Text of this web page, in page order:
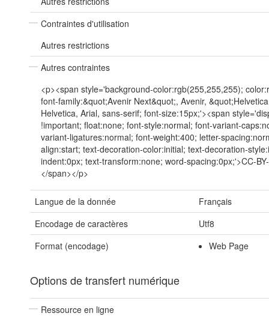
Contraintes d'utilisation
Autres restrictions
Autres contraintes
<p><span style='background-color:rgb(255,255,255);
font-family:&quot;Avenir Next&quot;, Avenir,
Helvetica, Arial, sans-serif; font-size:15px;'><span
!important; float:none; font-style:normal; font-variant-
variant-ligatures:normal; font-weight:400; letter-
align:start; text-decoration-color:initial; text-decoration-
indent:0px; text-transform:none; word-spacing:0px;'>CC-
</span></p>
Langue de la donnée
Français
Encodage de caractères
Utf8
Format (encodage)
Web Page
Options de transfert numérique
Ressource en ligne